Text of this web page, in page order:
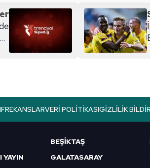
faaliyetlerinin yapılması, amaçlarıyla
aşağıda yer alan panel
Çerez Bilgilendirme Metnimiziziyaret
FREKANSLARVERI POLITIKASIGIZLILIK
YAYIN
BEŞİKTAŞ
GALATASARAY